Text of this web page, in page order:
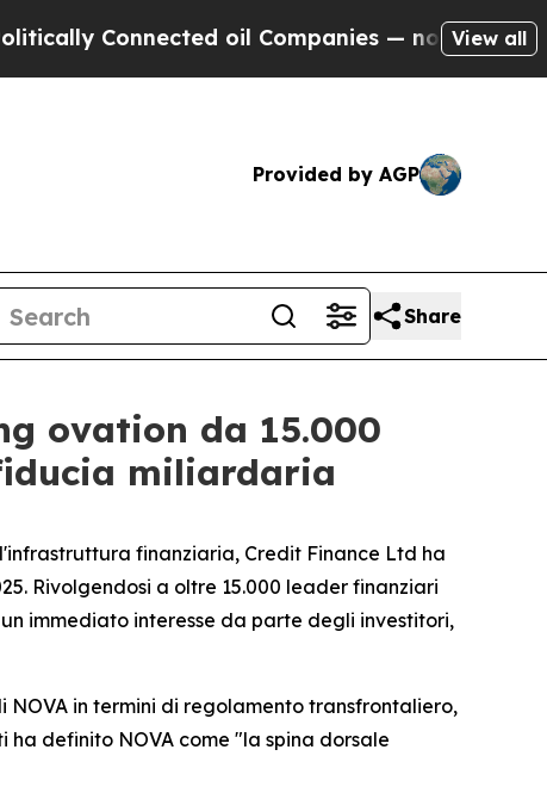
Connected oil Companies — not Taxpayers —
View all
Provided by AGP
Share
ovation da 15.000
miliardaria
finanziaria, Credit Finance Ltd ha
Rivolgendosi a oltre 15.000 leader finanziari
immediato interesse da parte degli investitori,
NOVA in termini di regolamento transfrontaliero,
definito NOVA come "la spina dorsale